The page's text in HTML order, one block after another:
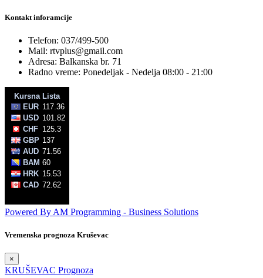
Kontakt inforamcije
Telefon: 037/499-500
Mail: rtvplus@gmail.com
Adresa: Balkanska br. 71
Radno vreme: Ponedeljak - Nedelja 08:00 - 21:00
Powered By AM Programming - Business Solutions
Vremenska prognoza Kruševac
×
KRUŠEVAC Prognoza